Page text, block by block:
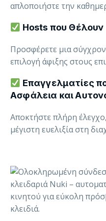
απλοποιήστε την
Hosts που
Προσφέρετε μια
επιλογή άφιξης στους
Επαγγελματίες
Ασφάλεια και
Αποκτήστε πλήρη
μέγιστη ευελιξία στη